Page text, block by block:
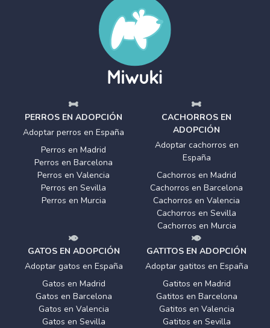
PERROS EN ADOPCIÓN
Adoptar perros en España
Perros en Madrid
Perros en Barcelona
Perros en Valencia
Perros en Sevilla
Perros en Murcia
CACHORROS EN
ADOPCIÓN
Adoptar cachorros en
España
Cachorros en Madrid
Cachorros en Barcelona
Cachorros en Valencia
Cachorros en Sevilla
Cachorros en Murcia
GATOS EN ADOPCIÓN
Adoptar gatos en España
Gatos en Madrid
Gatos en Barcelona
Gatos en Valencia
Gatos en Sevilla
GATITOS EN ADOPCIÓN
Adoptar gatitos en España
Gatitos en Madrid
Gatitos en Barcelona
Gatitos en Valencia
Gatitos en Sevilla